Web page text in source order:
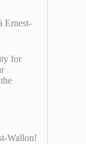
Ernest-
for
Wallon!